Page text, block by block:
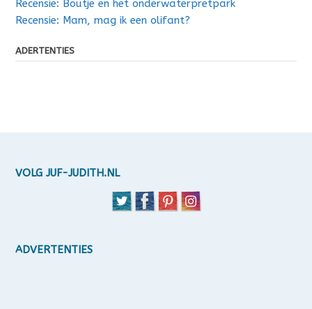
Recensie: Boutje en het onderwaterpretpark
Recensie: Mam, mag ik een olifant?
ADERTENTIES
VOLG JUF-JUDITH.NL
ADVERTENTIES